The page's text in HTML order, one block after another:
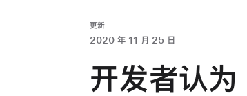
更新
2020 年 11 月 25 日
开发者认